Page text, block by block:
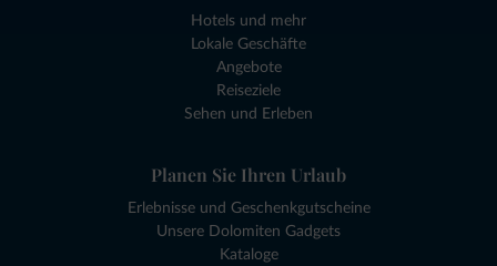
Hotels und mehr
Lokale Geschäfte
Angebote
Reiseziele
Sehen und Erleben
Planen Sie Ihren Urlaub
Erlebnisse und Geschenkgutscheine
Unsere Dolomiten Gadgets
Kataloge